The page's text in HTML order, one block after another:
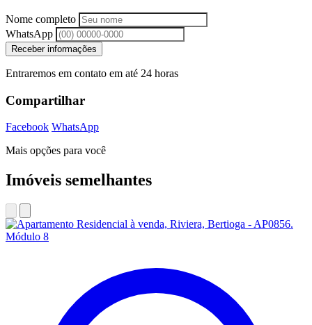
Nome completo
WhatsApp
Receber informações
Entraremos em contato em até 24 horas
Compartilhar
Facebook WhatsApp
Mais opções para você
Imóveis semelhantes
Módulo 8